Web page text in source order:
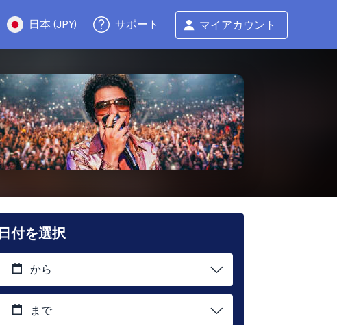
日本 (JPY) サポート マイアカウント
日付を選択
から
まで